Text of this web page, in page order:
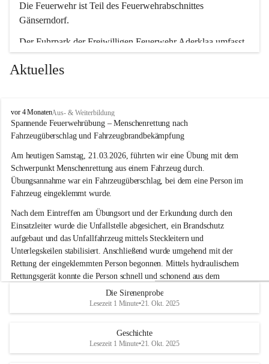
Die Feuerwehr ist Teil des Feuerwehrabschnittes
Gänserndorf.
Der Fuhrpark der Freiwilligen Feuerwehr Aderklaa umfasst
ein RLFA-2000 der Marke Mercedes Artego und ein MTFA
der Marke Mercedes Sprinter. Weiters haben wir noch einen
Aktuelles
F
r
e
w
i
l
l
i
g
e
F
e
u
e
r
w
e
vor 4 MonatenAus- & Weiterbildung
Spannende Feuerwehrübung – Menschenrettung nach
Fahrzeugüberschlag und Fahrzeugbrandbekämpfung
Am heutigen Samstag, 21.03.2026, führten wir eine Übung mit dem
Schwerpunkt Menschenrettung aus einem Fahrzeug durch.
Übungsannahme war ein Fahrzeugüberschlag, bei dem eine Person im
Fahrzeug eingeklemmt wurde.
Nach dem Eintreffen am Übungsort und der Erkundung durch den
Einsatzleiter wurde die Unfallstelle abgesichert, ein Brandschutz
aufgebaut und das Unfallfahrzeug mittels Steckleitern und
Unterlegskeilen stabilisiert. Anschließend wurde umgehend mit der
Rettung der eingeklemmten Person begonnen. Mittels hydraulischem
Rettungsgerät konnte die Person schnell und schonend aus dem
Im Anschluss an die technische Übung wurde noch die Bekämpfung
der richtige Umgang mit Handfeuerlöschern besprochen und praktisch
+4
Die Sirenenprobe
Lesezeit 1 Minute•21. Okt. 2025
Geschichte
Lesezeit 1 Minute•21. Okt. 2025